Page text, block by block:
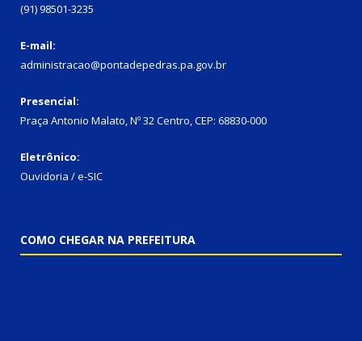
(91) 98501-3235
E-mail:
administracao@pontadepedras.pa.gov.br
Presencial:
Praça Antonio Malato, Nº 32 Centro, CEP: 68830-000
Eletrônico:
Ouvidoria / e-SIC
COMO CHEGAR NA PREFEITURA